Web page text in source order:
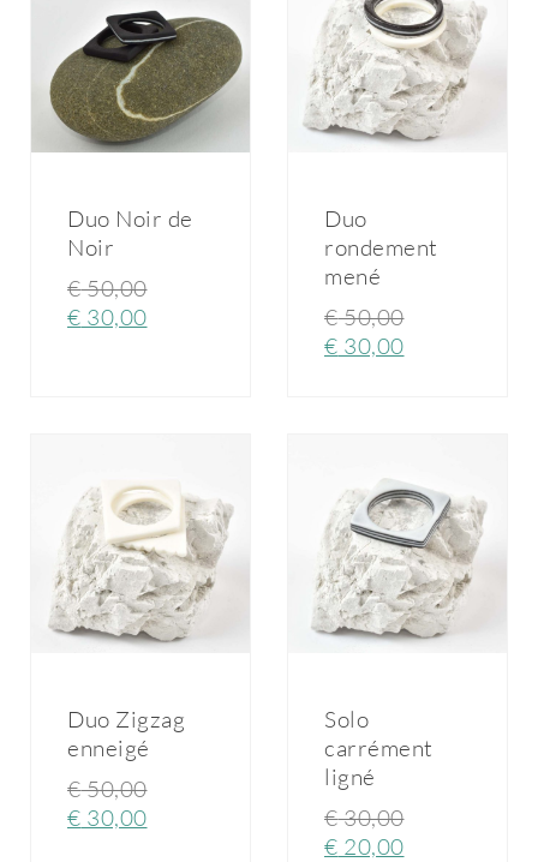
Duo Noir de
Noir
€50,00
€ 30,00
Duo
rondement
mené
€50,00
€ 30,00
Duo Zigzag
enneigé
€50,00
€ 30,00
Solo
carrément
ligné
€30,00
€ 20,00